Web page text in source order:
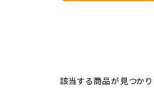
該当する商品が見つかり